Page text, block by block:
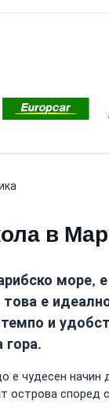
в
море,
е
и
е чудесен
острова според